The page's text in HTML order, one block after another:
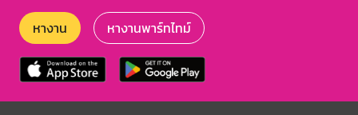
หางาน หางานพาร์ทไทม์